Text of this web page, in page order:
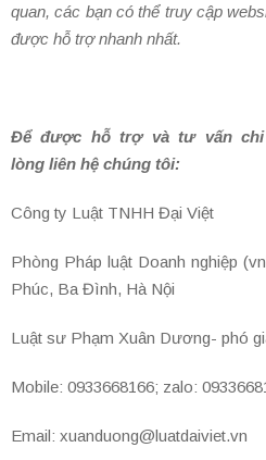
quan, các bạn có thể truy cập
được hỗ trợ nhanh nhất.
Để được hỗ trợ và tư vấn chi
lòng liên hệ chúng tôi:
Công ty Luật TNHH Đại Việt
Phòng Pháp luật Doanh nghiệp
Phúc, Ba Đình, Hà Nội
Luật sư Phạm Xuân Dương- phó
Mobile: 0933668166; zalo:
Email: xuanduong@luatdaiviet.vn